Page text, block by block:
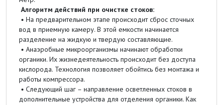
Алгоритм действий при очистке стоков:
• На предварительном этапе происходит сброс сточных
вод в приемную камеру. В этой емкости начинается
разделение на жидкую и твердую составляющие.
• Анаэробные микроорганизмы начинают обработки
органики. Их жизнедеятельность происходит без доступа
кислорода. Технология позволяет обойтись без монтажа и
работы компрессора.
• Следующий шаг – направление осветленных стоков в
дополнительные устройства для отделения органики. Как